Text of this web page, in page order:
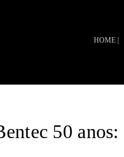
Empresarial
HOME |
50